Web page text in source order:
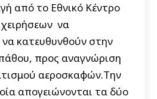
από το Εθνικό Κέντρο
να
κατευθυνθούν στην
προς αναγνώριση
αεροσκαφών.Την
απογειώνονται τα δύο